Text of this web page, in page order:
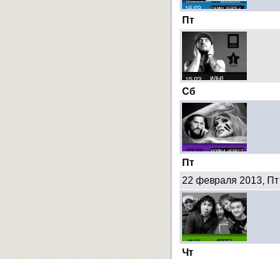
Пт
Сб
Пт
22 февраля 2013, Пт
Чт